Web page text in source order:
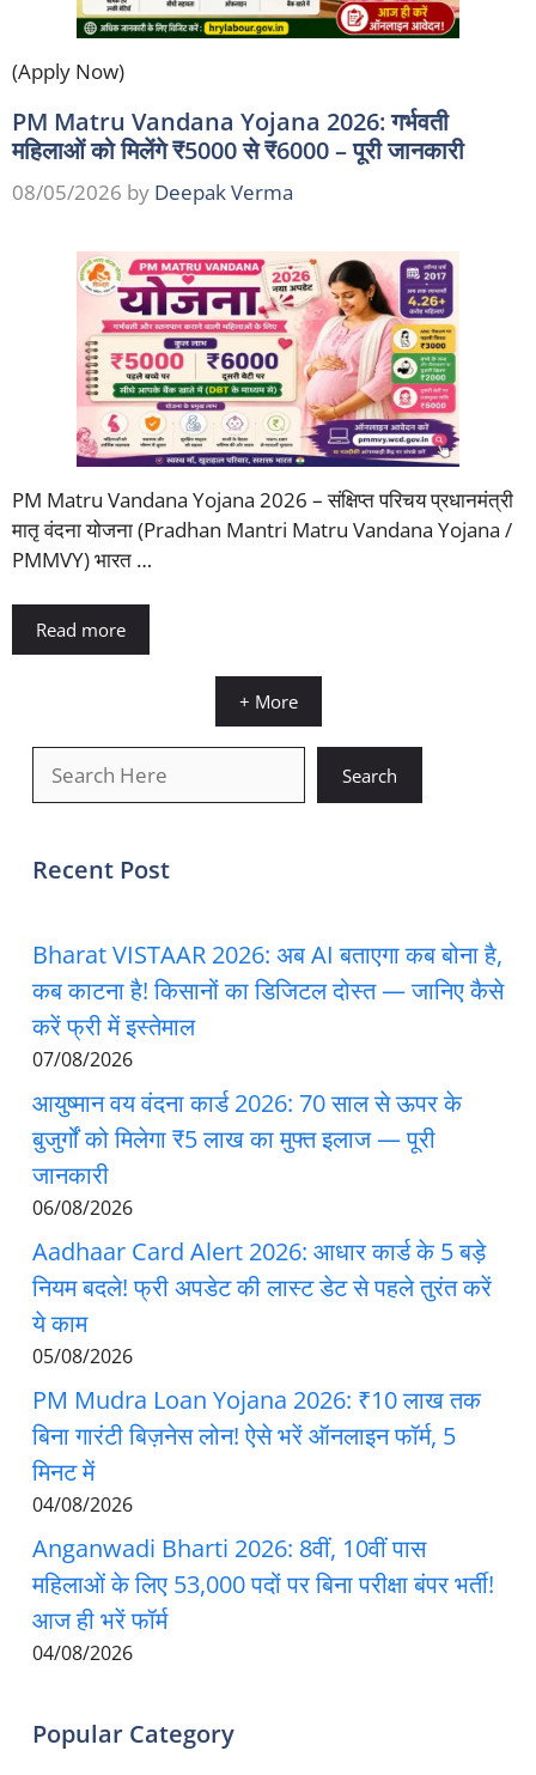
(Apply Now)
PM Matru Vandana Yojana 2026: गर्भवती
महिलाओं को मिलेंगे ₹5000 से ₹6000 – पूरी जानकारी
08/05/2026 by Deepak Verma
PM Matru Vandana Yojana 2026 – संक्षिप्त परिचय प्रधानमंत्री
मातृ वंदना योजना (Pradhan Mantri Matru Vandana Yojana /
PMMVY) भारत …
Read more
+ More
Search
Recent Post
Bharat VISTAAR 2026: अब AI बताएगा कब बोना है,
कब काटना है! किसानों का डिजिटल दोस्त — जानिए कैसे
करें फ्री में इस्तेमाल
07/08/2026
आयुष्मान वय वंदना कार्ड 2026: 70 साल से ऊपर के
बुजुर्गों को मिलेगा ₹5 लाख का मुफ्त इलाज — पूरी
जानकारी
06/08/2026
Aadhaar Card Alert 2026: आधार कार्ड के 5 बड़े
नियम बदले! फ्री अपडेट की लास्ट डेट से पहले तुरंत करें
ये काम
05/08/2026
PM Mudra Loan Yojana 2026: ₹10 लाख तक
बिना गारंटी बिज़नेस लोन! ऐसे भरें ऑनलाइन फॉर्म, 5
मिनट में
04/08/2026
Anganwadi Bharti 2026: 8वीं, 10वीं पास
महिलाओं के लिए 53,000 पदों पर बिना परीक्षा बंपर भर्ती!
आज ही भरें फॉर्म
04/08/2026
Popular Category